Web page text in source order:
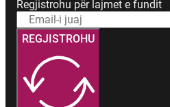
Regjistrohu për lajmet e fundit
REGJISTROHU